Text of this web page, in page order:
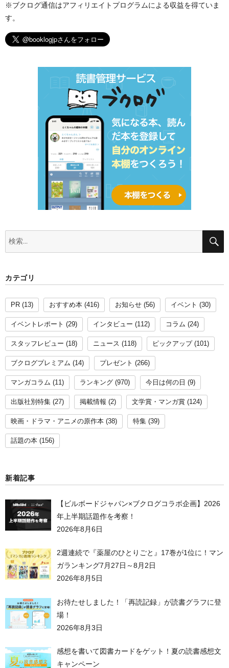
※ブクログ通信はアフィリエイトプログラムによる収益を得ていま
す。
検
カテゴリ
PR (13) おすすめ本 (416) お知らせ (56) イベント (30)
イベントレポート (29) インタビュー (112) コラム (24)
スタッフレビュー (18) ニュース (118) ピックアップ(101)
ブクログプレミアム (14) プレゼント (266)
マンガコラム (11) ランキング (970) 今日は何の日 (9)
出版社別特集 (27) 掲載情報 (2) 文学賞・マンガ賞 (124)
映画・ドラマ・アニメの原作本 (38) 特集 (39)
話題の本 (156)
新着記事
【ビルボードジャパン×ブクログコラボ企画】2026
年上半期話題作を考察！
2026年8月6日
2週連続で『薬屋のひとりごと』17巻が1位に！マン
ガランキング7月27日～8月2日
2026年8月5日
お待たせしました！「再読記録」が読書グラフに登
場！
2026年8月3日
感想を書いて図書カードをゲット！夏の読書感想文
キャンペーン